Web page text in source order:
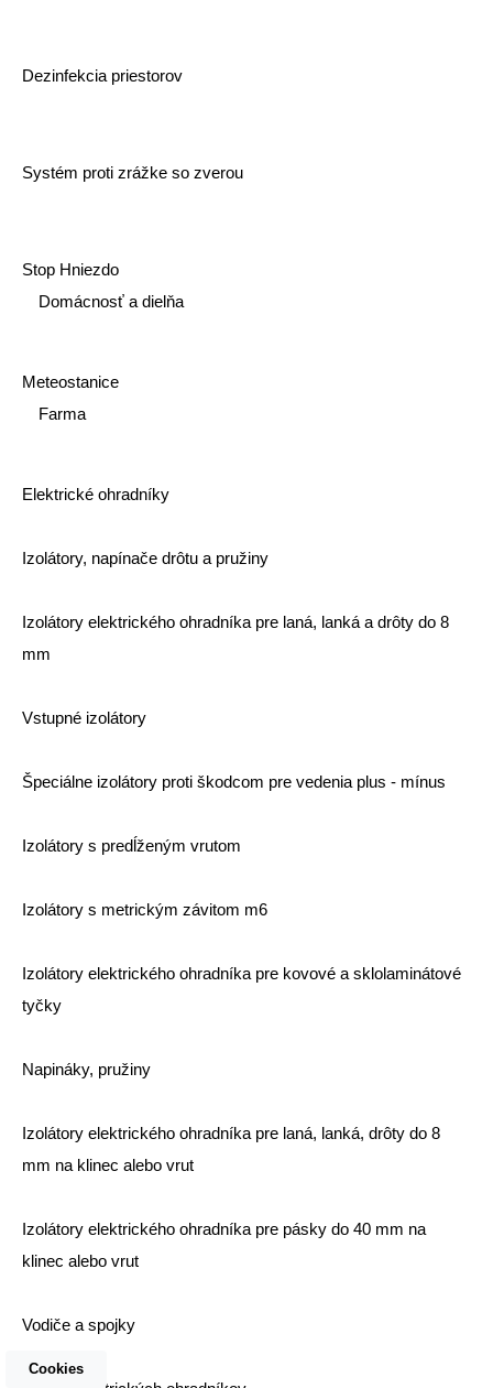
Dezinfekcia priestorov
Systém proti zrážke so zverou
Stop Hniezdo
Domácnosť a dielňa
Meteostanice
Farma
Elektrické ohradníky
Izolátory, napínače drôtu a pružiny
Izolátory elektrického ohradníka pre laná, lanká a drôty do 8
mm
Vstupné izolátory
Špeciálne izolátory proti škodcom pre vedenia plus - mínus
Izolátory s predĺženým vrutom
Izolátory s metrickým závitom m6
Izolátory elektrického ohradníka pre kovové a sklolaminátové
tyčky
Napináky, pružiny
Izolátory elektrického ohradníka pre laná, lanká, drôty do 8
mm na klinec alebo vrut
Izolátory elektrického ohradníka pre pásky do 40 mm na
klinec alebo vrut
Vodiče a spojky
Cookies